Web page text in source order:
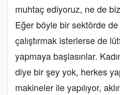
muhtaç ediyoruz, ne de
Eğer böyle bir sektörde de
çalıştırmak isterlerse de
yapmaya başlasınlar.
diye bir şey yok, herkes
makineler ile yapılıyor,